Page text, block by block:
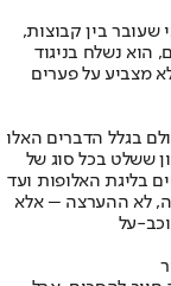
שעובר בין קבוצות,
הוא נשלח בניגוד
מצביע על פערים
בגלל הדברים האלו
ששלט בכל סוג של
בליגת האלופות ועד
לא ההערצה – אלא
על